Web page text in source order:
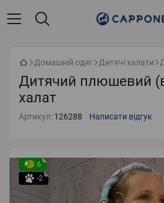
Домашній одяг Дитячі халати
Дитячий плюшевий
халат
Артикул: 126288 Написати відгук
6
-2